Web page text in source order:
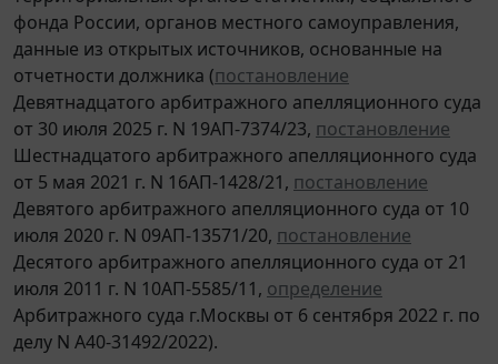
фонда России, органов местного самоуправления,
данные из открытых источников, основанные на
отчетности должника (постановление
Девятнадцатого арбитражного апелляционного суда
от 30 июля 2025 г. N 19АП-7374/23, постановление
Шестнадцатого арбитражного апелляционного суда
от 5 мая 2021 г. N 16АП-1428/21, постановление
Девятого арбитражного апелляционного суда от 10
июля 2020 г. N 09АП-13571/20, постановление
Десятого арбитражного апелляционного суда от 21
июля 2011 г. N 10АП-5585/11, определение
Арбитражного суда г.Москвы от 6 сентября 2022 г. по
делу N А40-31492/2022).